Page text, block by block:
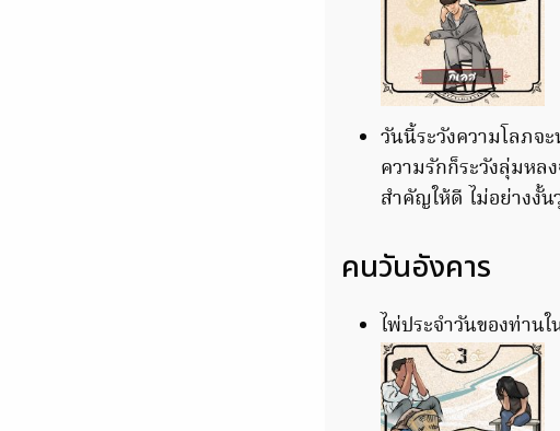
วันนี้ระวังความโลภจ
ความรักก็ระวังลุ่มหล
สำคัญให้ดี ไม่อย่างงั้
คนวันอังคาร
ไพ่ประจำวันของท่าน